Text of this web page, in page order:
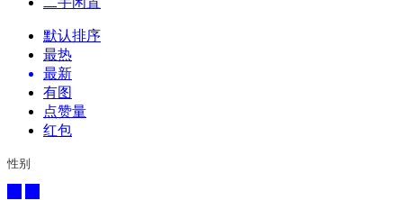
默认排序
最热
最新
有图
点赞量
红包
性别